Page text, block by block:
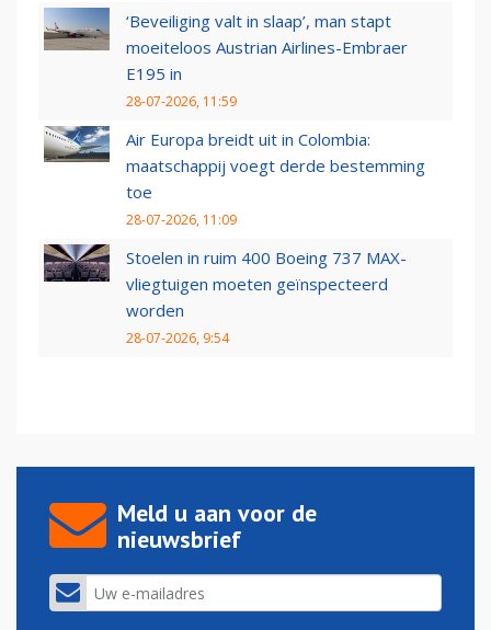
‘Beveiliging valt in slaap’, man stapt
moeiteloos Austrian Airlines-Embraer
E195 in
28-07-2026, 11:59
Air Europa breidt uit in Colombia:
maatschappij voegt derde bestemming
toe
28-07-2026, 11:09
Stoelen in ruim 400 Boeing 737 MAX-
vliegtuigen moeten geïnspecteerd
worden
28-07-2026, 9:54
Meld u aan voor de
nieuwsbrief